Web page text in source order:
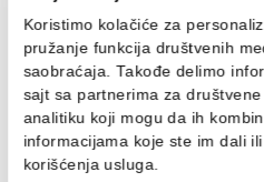
LIGHT STONE taupe gres
45x45 M25 05 (P)
LIGHT STONE taupe gres
45x45 M25 05 (P)
Cijena na upit